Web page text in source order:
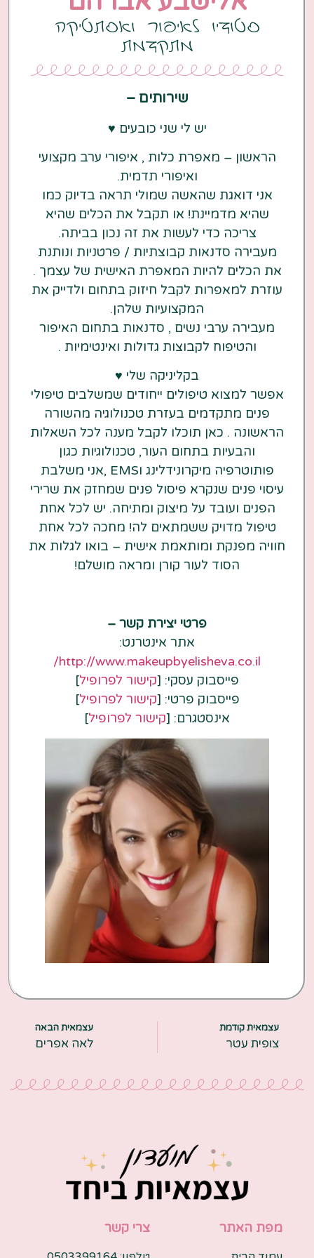
סטודיו לאיפור ואסתטיקה
מתקדמת
שירותים –
יש לי שני כובעים ♥️
הראשון – מאפרת כלות , איפורי ערב מקצועי
ואיפורי תדמית.
אני דואגת שהאשה שמולי תראה בדיוק כמו
שהיא מדמיינת! או תקבל את הכלים שהיא
צריכה כדי לעשות את זה נכון בביתה.
מעבירה סדנאות קבוצתיות / פרטניות ונותנת
את הכלים להיות המאפרת האישית של עצמך .
עוזרת למאפרות לקבל חיזוק בתחום ולדייק את
המקצועיות שלהן.
מעבירה ערבי נשים , סדנאות בתחום האיפור
והטיפוח לקבוצות גדולות ואינטימיות .
בקליניקה שלי ♥️
אפשר למצוא טיפולים ייחודים שמשלבים טיפולי
פנים מתקדמים בעזרת טכנולוגיה מהשורה
הראשונה . כאן תוכלו לקבל מענה לכל השאלות
והבעיות בתחום העור, טכנולוגיות כגון
פותוטרפיה מיקרונידלינג וEMS ,אני משלבת
עיסוי פנים שנקרא פיסול פנים שמחזק את שרירי
הפנים ועובד על מיצוק ומתיחה. יש לכל אחת
טיפול מדויק ששמתאים לה! מחכה לכל אחת
חוויה מפנקת ומותאמת אישית – בואו לגלות את
הסוד לעור קורן ומראה מושלם!
פרטי יצירת קשר –
אתר אינטרנט:
http://www.makeupbyelisheva.co.il/
פייסבוק עסקי: [קישור לפרופיל]
פייסבוק פרטי: [קישור לפרופיל]
אינסטגרם: [קישור לפרופיל]
עצמאית קודמת
צופית עטר
עצמאית הבאה
לאה אפרים
צרי קשר מפת האתר